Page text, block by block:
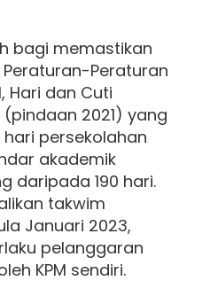
bagi memastikan
Peraturan
Hari dan Cuti
2021) yang
persekolahan
akademik
daripada 190 hari.
takwim
Januari 2023,
pelanggaran
KPM sendiri.